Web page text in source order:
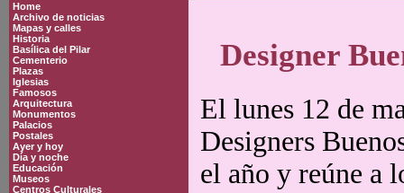
Home
Archivo de noticias
Mapas y calles
Historia
Basílica del Pilar
Cementerio
Plazas
Iglesias
Famosos
Arquitectura
Monumentos
Palacios
Postales
Ayer y hoy
Día y noche
Educación
Museos
Centros Culturales
Designer
El lunes 12 de
Designers
el año y reúne a